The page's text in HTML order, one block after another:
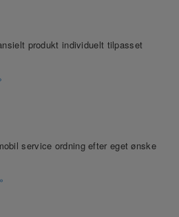
produkt individuelt tilpasset
service ordning efter eget ønske